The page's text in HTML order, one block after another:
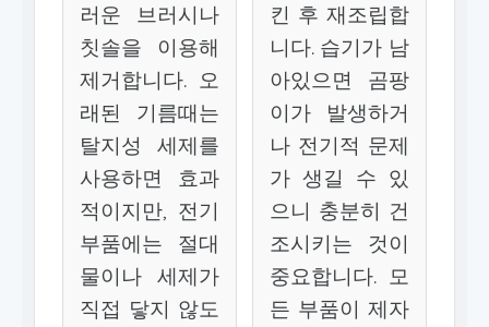
러운 브러시나
칫솔을 이용해
제거합니다. 오
래된 기름때는
탈지성 세제를
사용하면 효과
적이지만, 전기
부품에는 절대
물이나 세제가
직접 닿지 않도
킨 후 재조립합
니다. 습기가 남
아있으면 곰팡
이가 발생하거
나 전기적 문제
가 생길 수 있
으니 충분히 건
조시키는 것이
중요합니다. 모
든 부품이 제자